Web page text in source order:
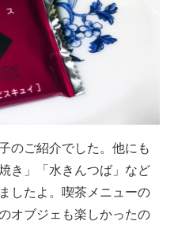
のご紹介でした。他にも
き」「水きんつば」など
したよ。喫茶メニューの
オブジェも楽しかったの